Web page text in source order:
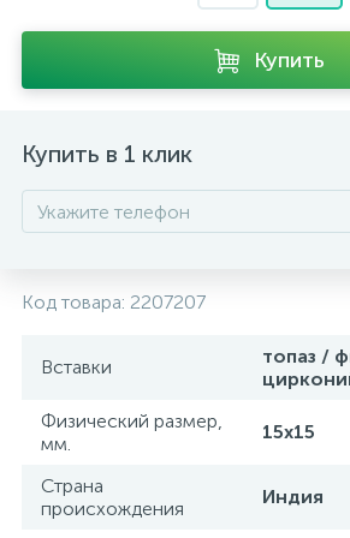
Купить
Купить в 1 клик
Код товара: 2207207
Вставки
топаз /
Физический размер,
мм.
15х15
Страна
происхождения
Индия